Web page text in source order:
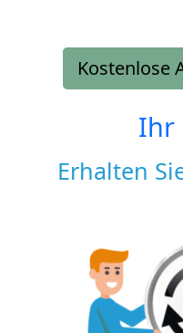
Kostenlose
Ihr
Erhalten